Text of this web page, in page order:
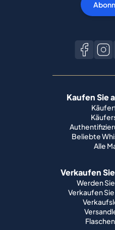
Kaufen Sie
Beliebte
Verkaufen
Werden
Verkaufen